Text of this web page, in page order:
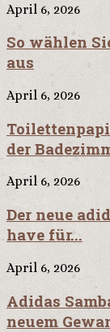
April 6, 2026
So wählen
aus
April 6, 2026
der
April 6, 2026
Der neue
have für...
April 6, 2026
Adidas
neuem